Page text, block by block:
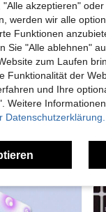
Persische Tastaturaufkleber, abnehmbar mit Buchstaben-Erhaltung, 4 Farben Schwarz Weiß Blau Orange, Ein-Schritt-Anwendung ohne Rückstände, lichtechte klare Buchstaben, wasserfest und verschleißfest, erhabene Oberfläche, geeignet für Laptop und Desktop-Computer, Büro- und Lernbedarf
31
akzeptieren"
werden wir alle
Funktionen
Sie "Alle ablehnen"
zum Laufen
Funktionalität der
und Ihre
Weitere
Datenschutzerklärung.